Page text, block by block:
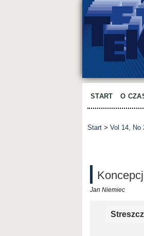
START O
Start > Vol 14, No
Jan Niemiec